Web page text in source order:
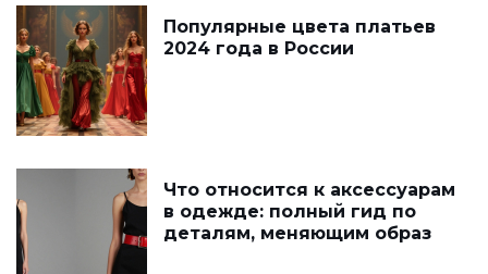
Популярные цвета платьев
2024 года в России
Что относится к аксессуарам
в одежде: полный гид по
деталям, меняющим образ